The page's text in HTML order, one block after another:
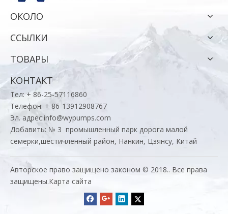
ОКОЛО
ССЫЛКИ
ТОВАРЫ
КОНТАКТ
Тел: + 86-25-57116860
Телефон: + 86-13912908767
Эл. адрес:info@wypumps.com
Добавить: № 3 промышленный парк дорога малой
семерки,шестичленный район, Нанкин, Цзянсу, Китай
Авторское право защищено законом © 2018.. Все права
защищены.Карта сайта